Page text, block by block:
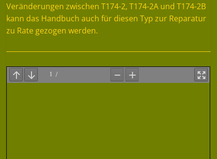
Veränderungen zwischen T174-2, T174-2A und T174-2B
kann das Handbuch auch für diesen Typ zur Reparatur
zu Rate gezogen werden.